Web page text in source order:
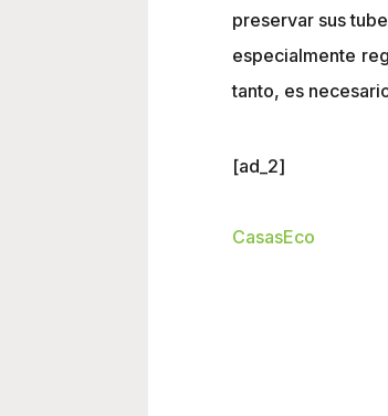
preservar sus
especialmente
tanto, es
[ad_2]
CasasEco